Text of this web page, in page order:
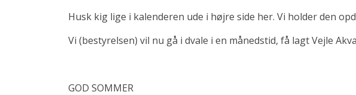
Husk kig lige i kalenderen ude i højre side her. Vi holder den
Vi (bestyrelsen) vil nu gå i dvale i en månedstid, få lagt Vejle
GOD SOMMER